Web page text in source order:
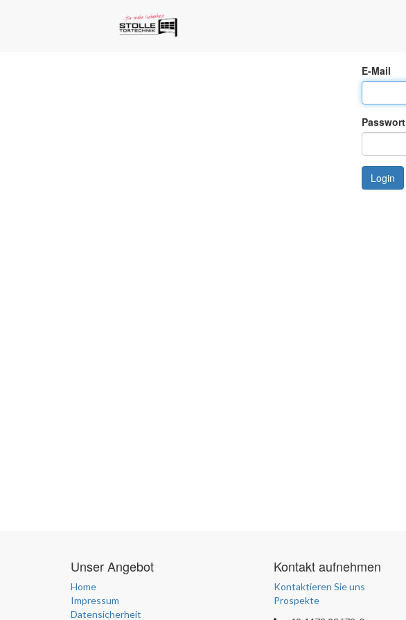
E-Mail
Passwort
Login
Unser Angebot
Home
Impressum
Datensicherheit
Kontakt aufnehmen
Kontaktieren Sie uns
Prospekte